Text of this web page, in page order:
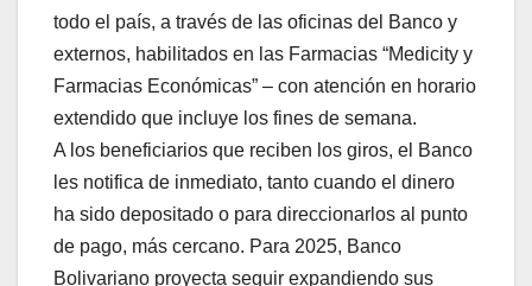
todo el país, a través de las oficinas del Banco y
externos, habilitados en las Farmacias “Medicity y
Farmacias Económicas” – con atención en horario
extendido que incluye los fines de semana.
A los beneficiarios que reciben los giros, el Banco
les notifica de inmediato, tanto cuando el dinero
ha sido depositado o para direccionarlos al punto
de pago, más cercano. Para 2025, Banco
Bolivariano proyecta seguir expandiendo sus